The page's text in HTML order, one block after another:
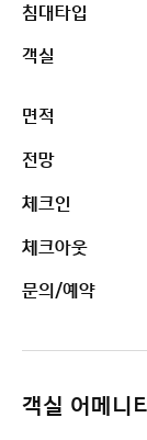
침대타입
객실
면적
전망
체크인
체크아웃
문의/예약
객실 어메니